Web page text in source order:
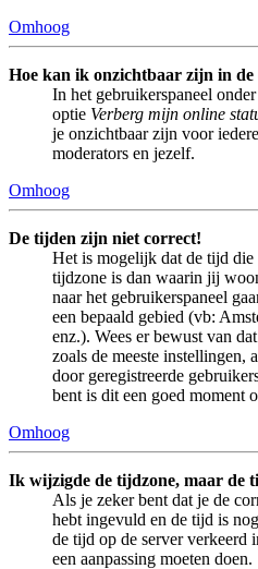
Omhoog
Hoe kan ik onzichtbaar zijn in
In het gebruikerspaneel
optie Verberg mijn online
je onzichtbaar zijn voor
moderators en jezelf.
Omhoog
De tijden zijn niet correct!
Het is mogelijk dat de tijd die
tijdzone is dan waarin jij
naar het gebruikerspaneel
een bepaald gebied (vb:
enz.). Wees er bewust van
zoals de meeste instellingen,
door geregistreerde
bent is dit een goed moment
Omhoog
Ik wijzigde de tijdzone, maar de
Als je zeker bent dat je de
hebt ingevuld en de tijd is
de tijd op de server verkeerd
een aanpassing moeten doen.